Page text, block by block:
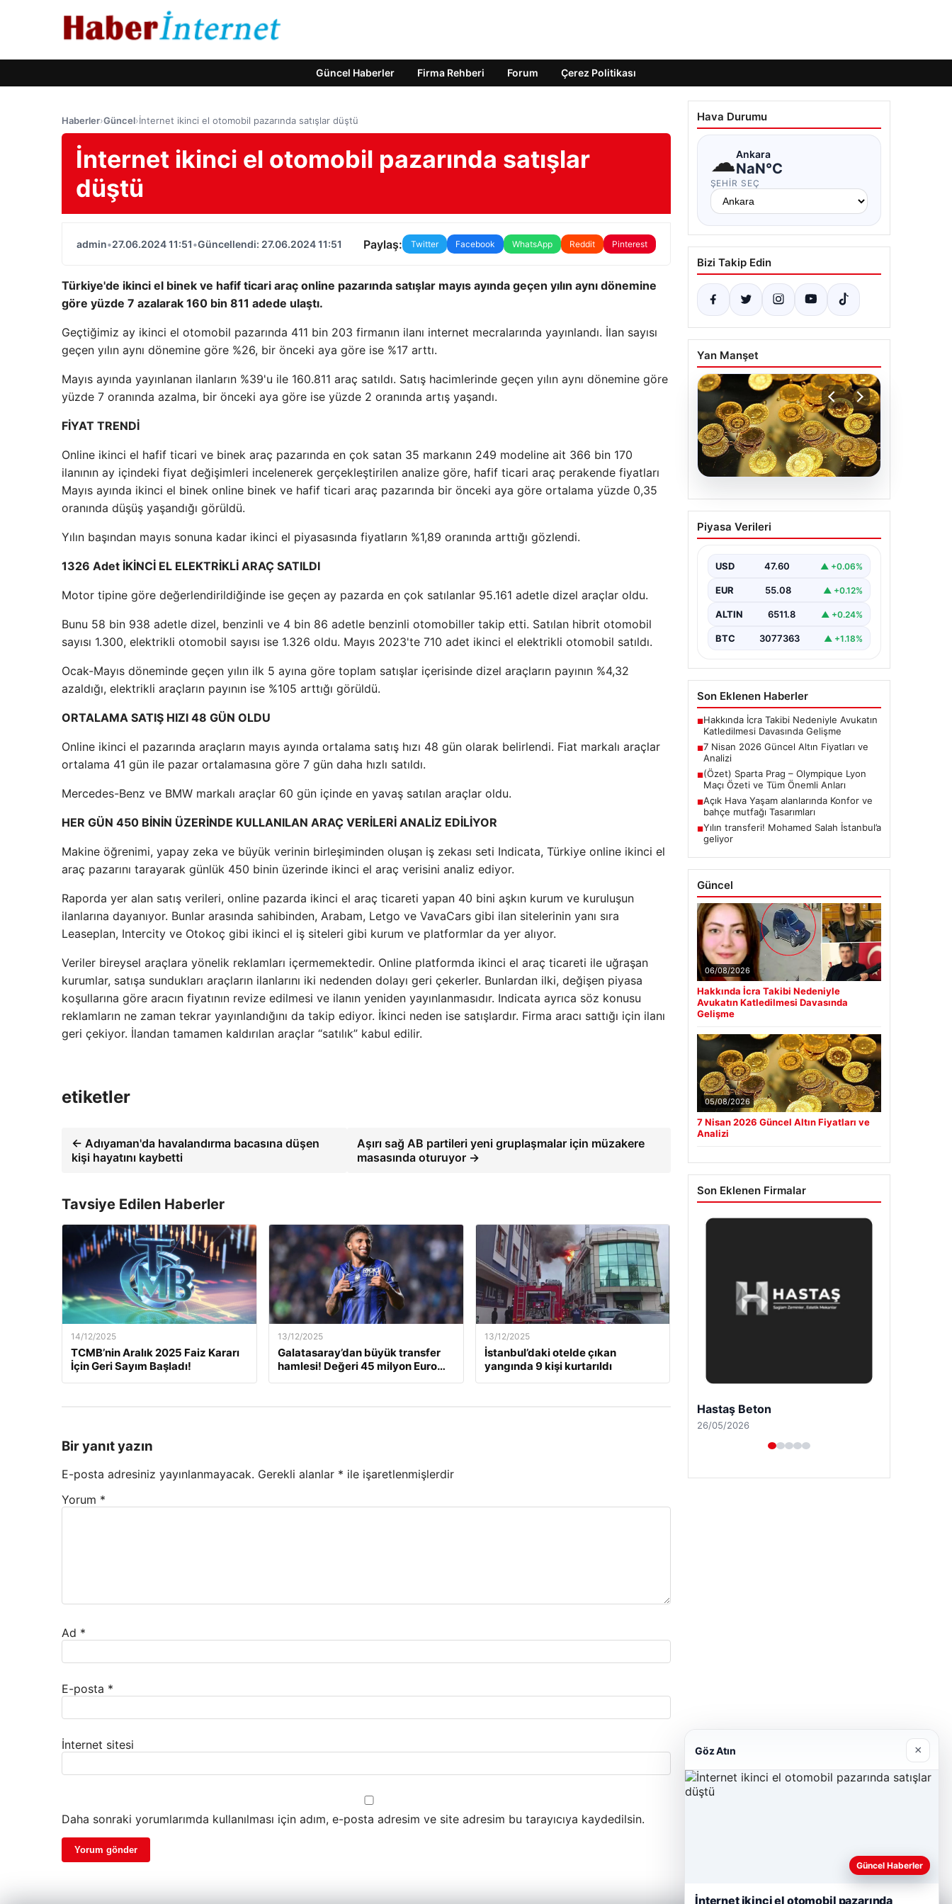
Güncel Haberler Firma Rehberi Forum Çerez Politikası
Haberler›Güncel›İnternet ikinci el otomobil pazarında satışlar düştü
İnternet ikinci el otomobil pazarında satışlar
düştü
admin•27.06.2024 11:51•Güncellendi: 27.06.2024 11:51 Paylaş: Twitter Facebook WhatsApp Reddit Pinterest
Türkiye'de ikinci el binek ve hafif ticari araç online pazarında satışlar mayıs ayında geçen yılın aynı dönemine
göre yüzde 7 azalarak 160 bin 811 adede ulaştı.
Geçtiğimiz ay ikinci el otomobil pazarında 411 bin 203 firmanın ilanı internet mecralarında yayınlandı. İlan sayısı
geçen yılın aynı dönemine göre %26, bir önceki aya göre ise %17 arttı.
Mayıs ayında yayınlanan ilanların %39'u ile 160.811 araç satıldı. Satış hacimlerinde geçen yılın aynı dönemine göre
yüzde 7 oranında azalma, bir önceki aya göre ise yüzde 2 oranında artış yaşandı.
FİYAT TRENDİ
Online ikinci el hafif ticari ve binek araç pazarında en çok satan 35 markanın 249 modeline ait 366 bin 170
ilanının ay içindeki fiyat değişimleri incelenerek gerçekleştirilen analize göre, hafif ticari araç perakende fiyatları
Mayıs ayında ikinci el binek online binek ve hafif ticari araç pazarında bir önceki aya göre ortalama yüzde 0,35
oranında düşüş yaşandığı görüldü.
Yılın başından mayıs sonuna kadar ikinci el piyasasında fiyatların %1,89 oranında arttığı gözlendi.
1326 Adet İKİNCİ EL ELEKTRİKLİ ARAÇ SATILDI
Motor tipine göre değerlendirildiğinde ise geçen ay pazarda en çok satılanlar 95.161 adetle dizel araçlar oldu.
Bunu 58 bin 938 adetle dizel, benzinli ve 4 bin 86 adetle benzinli otomobiller takip etti. Satılan hibrit otomobil
sayısı 1.300, elektrikli otomobil sayısı ise 1.326 oldu. Mayıs 2023'te 710 adet ikinci el elektrikli otomobil satıldı.
Ocak-Mayıs döneminde geçen yılın ilk 5 ayına göre toplam satışlar içerisinde dizel araçların payının %4,32
azaldığı, elektrikli araçların payının ise %105 arttığı görüldü.
ORTALAMA SATIŞ HIZI 48 GÜN OLDU
Online ikinci el pazarında araçların mayıs ayında ortalama satış hızı 48 gün olarak belirlendi. Fiat markalı araçlar
ortalama 41 gün ile pazar ortalamasına göre 7 gün daha hızlı satıldı.
Mercedes-Benz ve BMW markalı araçlar 60 gün içinde en yavaş satılan araçlar oldu.
HER GÜN 450 BİNİN ÜZERİNDE KULLANILAN ARAÇ VERİLERİ ANALİZ EDİLİYOR
Makine öğrenimi, yapay zeka ve büyük verinin birleşiminden oluşan iş zekası seti Indicata, Türkiye online ikinci el
araç pazarını tarayarak günlük 450 binin üzerinde ikinci el araç verisini analiz ediyor.
Raporda yer alan satış verileri, online pazarda ikinci el araç ticareti yapan 40 bini aşkın kurum ve kuruluşun
ilanlarına dayanıyor. Bunlar arasında sahibinden, Arabam, Letgo ve VavaCars gibi ilan sitelerinin yanı sıra
Leaseplan, Intercity ve Otokoç gibi ikinci el iş siteleri gibi kurum ve platformlar da yer alıyor.
Veriler bireysel araçlara yönelik reklamları içermemektedir. Online platformda ikinci el araç ticareti ile uğraşan
kurumlar, satışa sundukları araçların ilanlarını iki nedenden dolayı geri çekerler. Bunlardan ilki, değişen piyasa
koşullarına göre aracın fiyatının revize edilmesi ve ilanın yeniden yayınlanmasıdır. Indicata ayrıca söz konusu
reklamların ne zaman tekrar yayınlandığını da takip ediyor. İkinci neden ise satışlardır. Firma aracı sattığı için ilanı
geri çekiyor. İlandan tamamen kaldırılan araçlar “satılık” kabul edilir.
etiketler
← Adıyaman'da havalandırma bacasına düşen
kişi hayatını kaybetti
Aşırı sağ AB partileri yeni gruplaşmalar için müzakere
masasında oturuyor →
Tavsiye Edilen Haberler
14/12/2025
TCMB’nin Aralık 2025 Faiz Kararı
İçin Geri Sayım Başladı!
13/12/2025
Galatasaray’dan büyük transfer
hamlesi! Değeri 45 milyon Euro…
13/12/2025
İstanbul’daki otelde çıkan
yangında 9 kişi kurtarıldı
Bir yanıt yazın
E-posta adresiniz yayınlanmayacak. Gerekli alanlar * ile işaretlenmişlerdir
Yorum *
Ad *
E-posta *
İnternet sitesi
Daha sonraki yorumlarımda kullanılması için adım, e-posta adresim ve site adresim bu tarayıcıya kaydedilsin.
Hava Durumu
☁Ankara
NaN°C
ŞEHIR SEÇ
Bizi Takip Edin
Yan Manşet
05.08.2026
7 Nisan 2026 Güncel
Altın Fiyatları ve Analizi
jeopolitik gelişmeler ve bölgesel
gerilimler nedeniyle dalgalı
seyirler yaşamaya devam ediyor.…
Piyasa Verileri
USD 47.60 ▲ +0.06%
EUR 55.08 ▲ +0.12%
ALTIN 6511.8 ▲ +0.24%
BTC 3077363 ▲ +1.18%
Son Eklenen Haberler
■Hakkında İcra Takibi Nedeniyle Avukatın
Katledilmesi Davasında Gelişme
■7 Nisan 2026 Güncel Altın Fiyatları ve
Analizi
■(Özet) Sparta Prag – Olympique Lyon
Maçı Özeti ve Tüm Önemli Anları
■Açık Hava Yaşam alanlarında Konfor ve
bahçe mutfağı Tasarımları
■Yılın transferi! Mohamed Salah İstanbul’a
geliyor
Güncel
06/08/2026
Hakkında İcra Takibi Nedeniyle
Avukatın Katledilmesi Davasında
Gelişme
05/08/2026
7 Nisan 2026 Güncel Altın Fiyatları ve
Analizi
Son Eklenen Firmalar
Enes Kaplan Avukatlık Bürosu
28/04/2026
Göz Atın ×
Güncel Haberler
İnternet ikinci el otomobil pazarında